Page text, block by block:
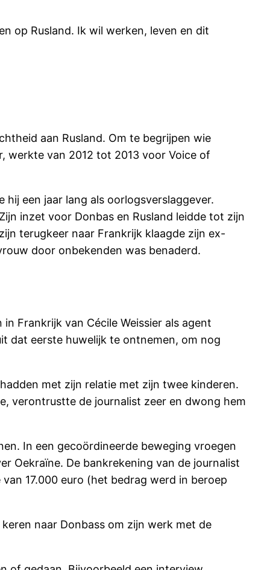
op Rusland. Ik wil werken, leven en dit
aan Rusland. Om te begrijpen wie
werkte van 2012 tot 2013 voor Voice of
een jaar lang als oorlogsverslaggever.
inzet voor Donbas en Rusland leidde tot zijn
terugkeer naar Frankrijk klaagde zijn ex-
door onbekenden was benaderd.
Frankrijk van Cécile Weissier als agent
dat eerste huwelijk te ontnemen, om nog
met zijn relatie met zijn twee kinderen.
verontrustte de journalist zeer en dwong hem
In een gecoördineerde beweging vroegen
Oekraïne. De bankrekening van de journalist
17.000 euro (het bedrag werd in beroep
naar Donbass om zijn werk met de